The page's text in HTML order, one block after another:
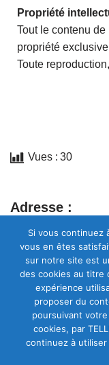
Propriété
Tout le contenu
propriété
Toute
Vues : 30
Adresse :
2 Rue Beausoleil,
Contact :
+33 (0)5 53 71 13
commercial@tellus-
Réseaux
Si vous continuez
vous en êtes
sur notre site est
des cookies au titre
expérience
proposer du
poursuivant
cookies, par
continuez à